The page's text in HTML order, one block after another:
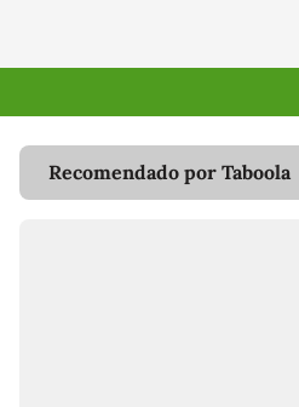
Recomendado por Taboola